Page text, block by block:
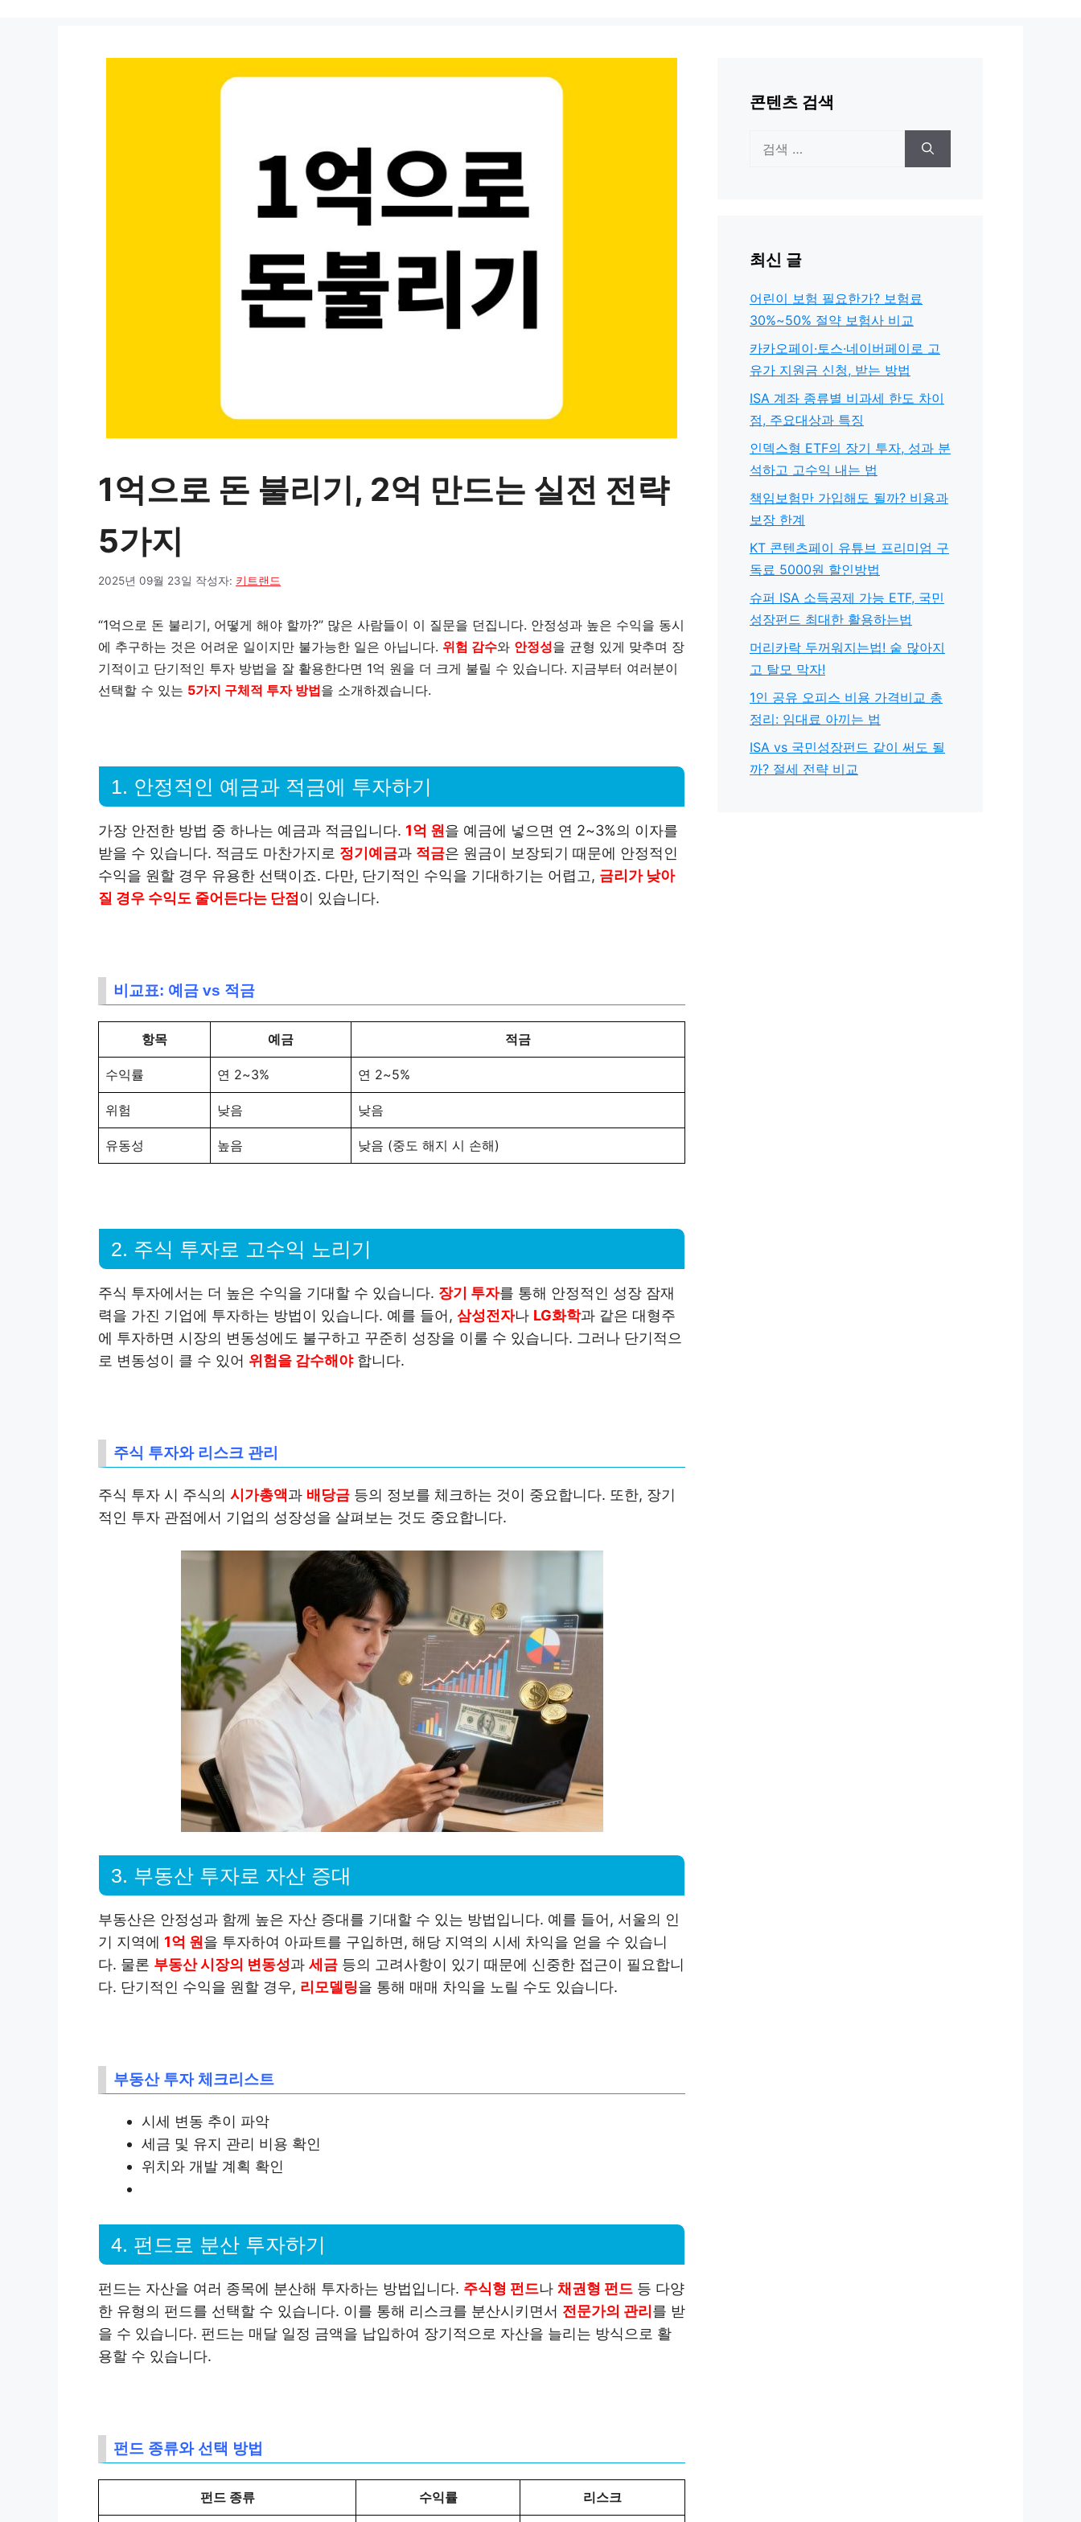
1억으로 돈 불리기, 2억 만드는 실전 전략
5가지
2025년 09월 23일 작성자: 키트랜드
“1억으로 돈 불리기, 어떻게 해야 할까?” 많은 사람들이 이 질문을 던집니다. 안정성과 높은 수익을 동시
에 추구하는 것은 어려운 일이지만 불가능한 일은 아닙니다. 위험 감수와 안정성을 균형 있게 맞추며 장
기적이고 단기적인 투자 방법을 잘 활용한다면 1억 원을 더 크게 불릴 수 있습니다. 지금부터 여러분이
선택할 수 있는 5가지 구체적 투자 방법을 소개하겠습니다.
1. 안정적인 예금과 적금에 투자하기
가장 안전한 방법 중 하나는 예금과 적금입니다. 1억 원 을 예금에 넣으면 연 2~3%의 이자를
받을 수 있습니다. 적금도 마찬가지로 정기예금과 적금은 원금이 보장되기 때문에 안정적인
수익을 원할 경우 유용한 선택이죠. 다만, 단기적인 수익을 기대하기는 어렵고, 금리가 낮아
질 경우 수익도 줄어든다는 단점 이 있습니다.
비교표: 예금 vs 적금
항목 예금 적금
수익률 연 2~3% 연 2~5%
위험 낮음 낮음
유동성 높음 낮음 (중도 해지 시 손해)
2. 주식 투자로 고수익 노리기
주식 투자에서는 더 높은 수익을 기대할 수 있습니다. 장기 투자를 통해 안정적인 성장 잠재
력을 가진 기업에 투자하는 방법이 있습니다. 예를 들어, 삼성전자나 LG화학과 같은 대형주
에 투자하면 시장의 변동성에도 불구하고 꾸준히 성장을 이룰 수 있습니다. 그러나 단기적으
로 변동성이 클 수 있어 위험을 감수해야합니다.
주식 투자와 리스크 관리
주식 투자 시 주식의 시가총액과 배당금 등의 정보를 체크하는 것이 중요합니다. 또한, 장기
적인 투자 관점에서 기업의 성장성을 살펴보는 것도 중요합니다.
3. 부동산 투자로 자산 증대
부동산은 안정성과 함께 높은 자산 증대를 기대할 수 있는 방법입니다. 예를 들어, 서울의 인
기 지역에 1억 원을 투자하여 아파트를 구입하면, 해당 지역의 시세 차익을 얻을 수 있습니
다. 물론 부동산 시장의 변동성과 세금 등의 고려사항이 있기 때문에 신중한 접근이 필요합니
다. 단기적인 수익을 원할 경우, 리모델링을 통해 매매 차익을 노릴 수도 있습니다.
부동산 투자 체크리스트
시세 변동 추이 파악
세금 및 유지 관리 비용 확인
위치와 개발 계획 확인
4. 펀드로 분산 투자하기
펀드는 자산을 여러 종목에 분산해 투자하는 방법입니다. 주식형 펀드나 채권형 펀드 등 다양
한 유형의 펀드를 선택할 수 있습니다. 이를 통해 리스크를 분산시키면서 전문가의 관리 를 받
을 수 있습니다. 펀드는 매달 일정 금액을 납입하여 장기적으로 자산을 늘리는 방식으로 활
용할 수 있습니다.
펀드 종류와 선택 방법
펀드 종류 수익률 리스크
콘텐츠 검색
최신 글
어린이 보험 필요한가? 보험료
30%~50% 절약 보험사 비교
카카오페이·토스·네이버페이로 고
유가 지원금 신청, 받는 방법
ISA 계좌 종류별 비과세 한도 차이
점, 주요대상과 특징
인덱스형 ETF의 장기 투자, 성과 분
석하고 고수익 내는 법
책임보험만 가입해도 될까? 비용과
보장 한계
KT 콘텐츠페이 유튜브 프리미엄 구
독료 5000원 할인방법
슈퍼 ISA 소득공제 가능 ETF, 국민
성장펀드 최대한 활용하는법
머리카락 두꺼워지는법! 숱 많아지
고 탈모 막자!
1인 공유 오피스 비용 가격비교 총
정리: 임대료 아끼는 법
ISA vs 국민성장펀드 같이 써도 될
까? 절세 전략 비교